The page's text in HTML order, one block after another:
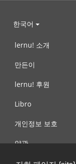
한국어
lernu! 소개
만든이
lernu! 후원
Libro
개인정보 보호
약관